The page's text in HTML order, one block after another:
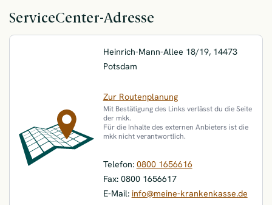
ServiceCenter-Adresse
ServiceCenter Potsdam
Heinrich-Mann-Allee 18/19, 14473
Potsdam
Zur Routenplanung
Mit Bestätigung des Links verlässt du die Seite
der mkk.
Für die Inhalte des externen Anbieters ist die
mkk nicht verantwortlich.
Telefon: 0800 1656616
Fax: 0800 1656617
E-Mail: info@meine-krankenkasse.de